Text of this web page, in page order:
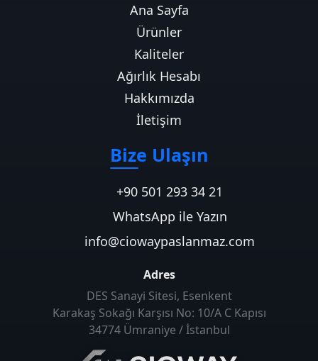
Ana Sayfa
Ürünler
Kaliteler
Ağırlık Hesabı
Hakkımızda
İletişim
Bize Ulaşın
+90 501 293 34 21
WhatsApp ile Yazın
info@ciowaypaslanmaz.com
Adres
DES Sanayi Sitesi, Esenkent
Karakaş Sokağı Karşısı No: 10/A C Kapısı
34774 Ümraniye / İstanbul